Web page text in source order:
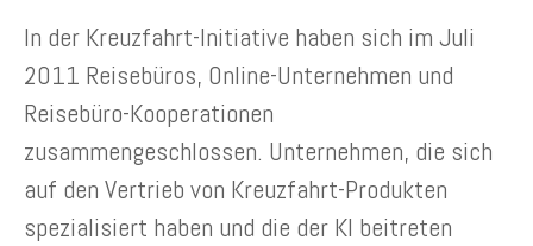
In der Kreuzfahrt-Initiative haben sich im Juli
2011 Reisebüros, Online-Unternehmen und
Reisebüro-Kooperationen
zusammengeschlossen. Unternehmen, die sich
auf den Vertrieb von Kreuzfahrt-Produkten
spezialisiert haben und die der KI beitreten